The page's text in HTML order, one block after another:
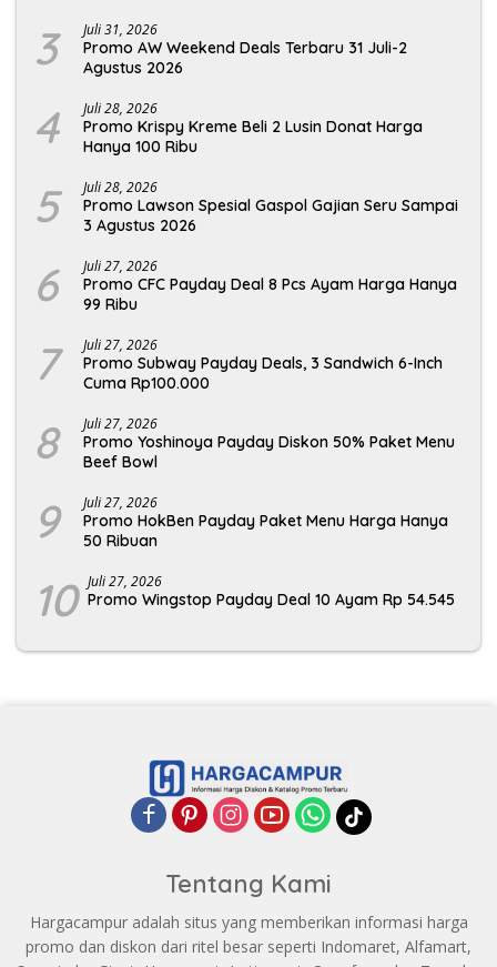
3 Juli 31, 2026
Promo AW Weekend Deals Terbaru 31 Juli-2
Agustus 2026
4 Juli 28, 2026
Promo Krispy Kreme Beli 2 Lusin Donat Harga
Hanya 100 Ribu
5 Juli 28, 2026
Promo Lawson Spesial Gaspol Gajian Seru Sampai
3 Agustus 2026
6 Juli 27, 2026
Promo CFC Payday Deal 8 Pcs Ayam Harga Hanya
99 Ribu
7 Juli 27, 2026
Promo Subway Payday Deals, 3 Sandwich 6-Inch
Cuma Rp100.000
8 Juli 27, 2026
Promo Yoshinoya Payday Diskon 50% Paket Menu
Beef Bowl
9 Juli 27, 2026
Promo HokBen Payday Paket Menu Harga Hanya
50 Ribuan
10 Juli 27, 2026
Promo Wingstop Payday Deal 10 Ayam Rp 54.545
Tentang Kami
Hargacampur adalah situs yang memberikan informasi harga
promo dan diskon dari ritel besar seperti Indomaret, Alfamart,